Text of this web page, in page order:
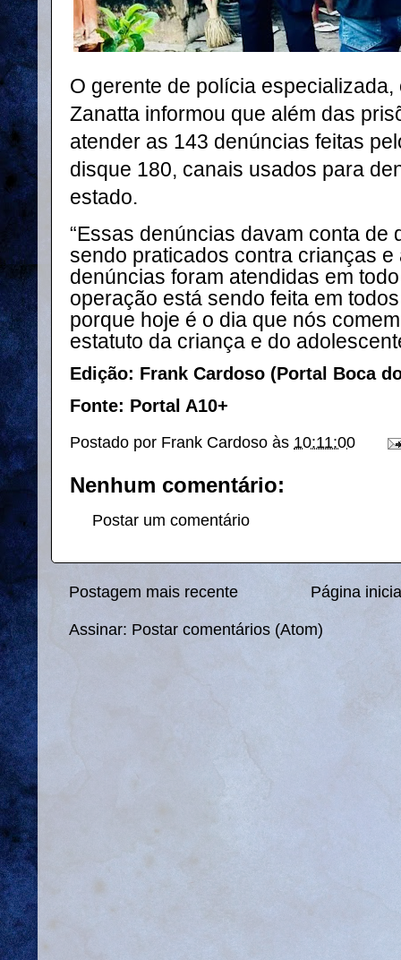
O gerente de polícia
Zanatta informou que além das
atender as 143 denúncias feitas
disque 180, canais usados para
estado.
“Essas denúncias davam conta de
sendo praticados contra crianças e
denúncias foram atendidas em
operação está sendo feita em
porque hoje é o dia que nós
estatuto da criança e do
Edição: Frank Cardoso (Portal Boca
Fonte: Portal A10+
Postado por Frank Cardoso às 10:11:00
Nenhum comentário:
Postar um comentário
Postagem mais recente Página
Assinar: Postar comentários (Atom)